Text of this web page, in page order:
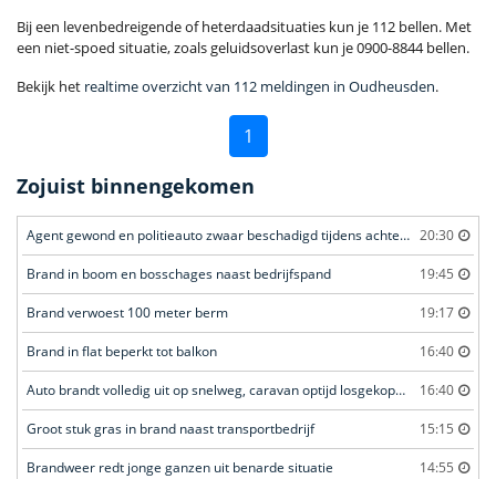
Bij een levenbedreigende of heterdaadsituaties kun je 112 bellen. Met
een niet-spoed situatie, zoals geluidsoverlast kun je 0900-8844 bellen.
Bekijk het realtime overzicht van 112 meldingen in Oudheusden.
1
Zojuist binnengekomen
Agent gewond en politieauto zwaar beschadigd tijdens achtervolging 20:30
Brand in boom en bosschages naast bedrijfspand 19:45
Brand verwoest 100 meter berm 19:17
Brand in flat beperkt tot balkon 16:40
Auto brandt volledig uit op snelweg, caravan optijd losgekoppeld 16:40
Groot stuk gras in brand naast transportbedrijf 15:15
Brandweer redt jonge ganzen uit benarde situatie 14:55